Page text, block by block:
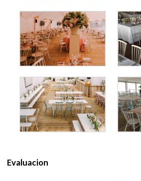
Evaluacion